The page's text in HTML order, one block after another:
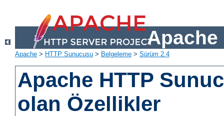
Apache
Apache > HTTP Sunucusu > Belgeleme > Sürüm 2.4
Apache HTTP
olan Özellikler